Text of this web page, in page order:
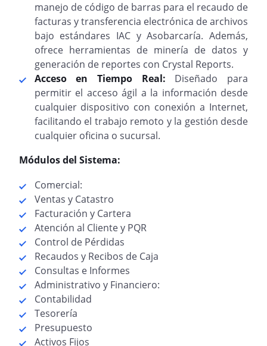
manejo de código de barras para el recaudo de
facturas y transferencia electrónica de archivos
bajo estándares IAC y Asobarcaría. Además,
ofrece herramientas de minería de datos y
generación de reportes con Crystal Reports.
Acceso en Tiempo Real: Diseñado para
permitir el acceso ágil a la información desde
cualquier dispositivo con conexión a Internet,
facilitando el trabajo remoto y la gestión desde
cualquier oficina o sucursal.
Módulos del Sistema:
Comercial:
Ventas y Catastro
Facturación y Cartera
Atención al Cliente y PQR
Control de Pérdidas
Recaudos y Recibos de Caja
Consultas e Informes
Administrativo y Financiero:
Contabilidad
Tesorería
Presupuesto
Activos Fijos